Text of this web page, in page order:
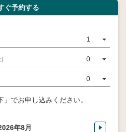
ぐ予約する
1
) 0
0
でお申し込みください。
年8月